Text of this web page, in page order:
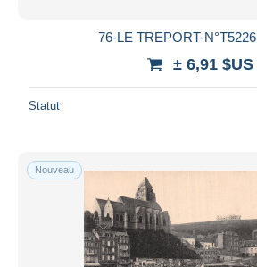
76-LE TREPORT-
± 6,91 $US
Statut
Nouveau